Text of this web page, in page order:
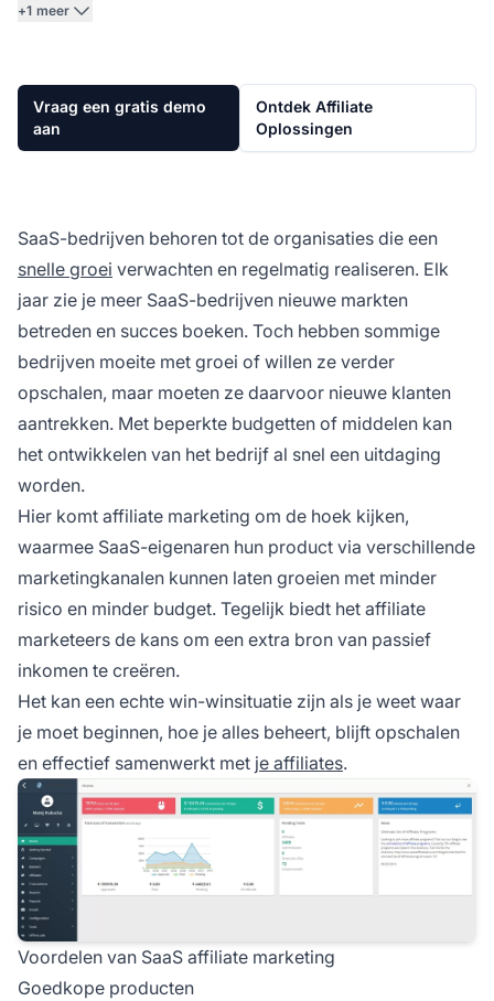
+1 meer
Vraag een gratis demo
aan
Ontdek Affiliate
Oplossingen
SaaS-bedrijven behoren tot de organisaties die een
snelle groei verwachten en regelmatig realiseren. Elk
jaar zie je meer SaaS-bedrijven nieuwe markten
betreden en succes boeken. Toch hebben sommige
bedrijven moeite met groei of willen ze verder
opschalen, maar moeten ze daarvoor nieuwe klanten
aantrekken. Met beperkte budgetten of middelen kan
het ontwikkelen van het bedrijf al snel een uitdaging
worden.
Hier komt affiliate marketing om de hoek kijken,
waarmee SaaS-eigenaren hun product via verschillende
marketingkanalen kunnen laten groeien met minder
risico en minder budget. Tegelijk biedt het affiliate
marketeers de kans om een extra bron van passief
inkomen te creëren.
Het kan een echte win-winsituatie zijn als je weet waar
je moet beginnen, hoe je alles beheert, blijft opschalen
en effectief samenwerkt met je affiliates.
Voordelen van SaaS affiliate marketing
Goedkope producten